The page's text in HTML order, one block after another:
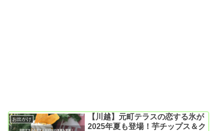
お出かけ
【川越】元町テラスの恋する氷が
2025年夏も登場！芋チップス＆ク